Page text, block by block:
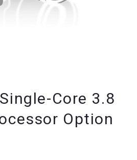
Core 3.8
Option